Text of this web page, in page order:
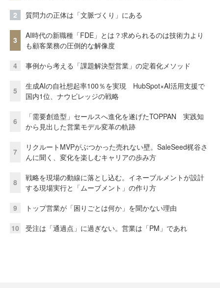
2 質問力の正体は「文脈づくり」にある
3
AI時代の新職種「FDE」とは？求められるのは技術力より
も顧客業務の圧倒的な解像度
4 事例から考える「課題解決型営業」の定着化メソッド
5
生成AIの自社想起率100％を実現 HubSpot×AI活用支援で
国内1位、ナウビレッジの戦略
6
「需要創造型」セールスへ進化を遂げたTOPPAN 実践知
から見出した営業モデル変革の軌跡
7
リクルートMVPがぶつかった売れない壁。SaleSeed梶谷さ
んに聞く、変化を楽しむキャリアの歩み方
8
戦略を現場の動線に落とし込む。イネーブルメントが設計
する現場実行と「ムーブメント」の作り方
9 トップ営業が「困りごとは何か」を聞かない理由
10 受注は「通過点」に過ぎない。営業は「PM」であれ